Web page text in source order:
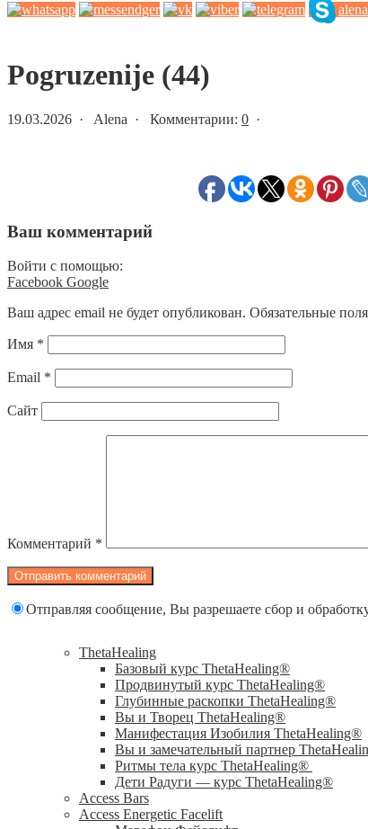
Pogruzenije (44)
19.03.2026 · Alena · Комментарии: 0 ·
Ваш комментарий
Войти с помощью:
Facebook Google
Ваш адрес email не будет опубликован. Обязательные
Имя *
Email *
Сайт
Комментарий *
Отправляя сообщение, Вы разрешаете сбор и
ThetaHealing
Базовый курс ThetaHealing®
Продвинутый курс ThetaHealing®
Глубинные раскопки ThetaHealing®
Вы и Творец ThetaHealing®
Манифестация Изобилия ThetaHealing®
Вы и замечательный партнер
Ритмы тела курс ThetaHealing®
Дети Радуги — курс ThetaHealing®
Access Bars
Access Energetic Facelift